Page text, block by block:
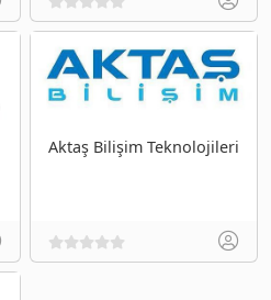
Aktaş Bilişim Teknolojileri